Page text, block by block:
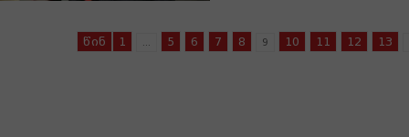
წინ 1 ... 5 6 7 8 9 10 11 12 13